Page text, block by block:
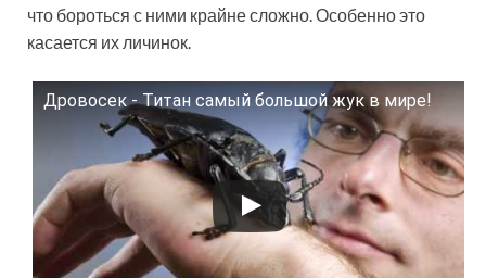
что бороться с ними крайне сложно. Особенно это
касается их личинок.
Дровосек - Титан самый большой жук в мире!
Смотрите это видео на YouTube